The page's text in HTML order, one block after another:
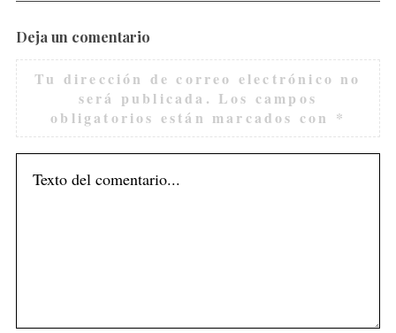
Deja un comentario
Tu dirección de correo electrónico no
será publicada. Los campos
obligatorios están marcados con *
a
: